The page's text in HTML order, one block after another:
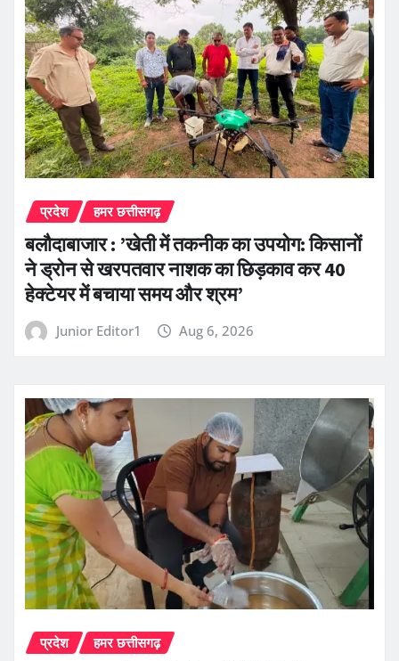
प्रदेश हमर छत्तीसगढ़
बलौदाबाजार : ’खेती में तकनीक का उपयोग: किसानों
ने ड्रोन से खरपतवार नाशक का छिड़काव कर 40
हेक्टेयर में बचाया समय और श्रम’
Junior Editor1 Aug 6, 2026
प्रदेश हमर छत्तीसगढ़